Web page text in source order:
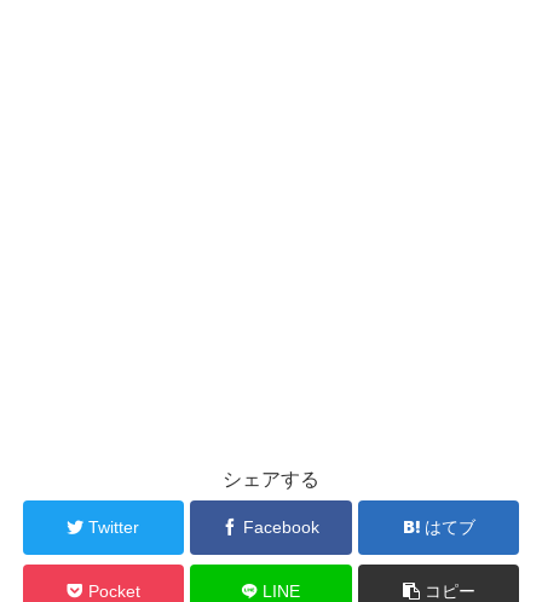
シェアする
Twitter Facebook はてブ
Pocket LINE コピー